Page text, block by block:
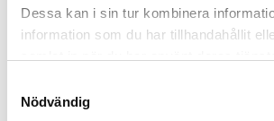
Dessa kan i sin tur kombinera
information som du har tillhandahållit
Nödvändig
Resultatet? Ett superläckert glasunderlägg
substans – en perfekt detalj för det
med stil. Kombinera gäran med
samma mönster, eller varför inte en